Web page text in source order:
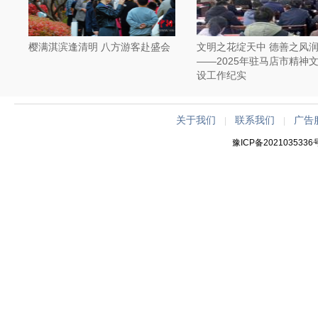
樱满淇滨逢清明 八方游客赴盛会
文明之花绽天中 德善之风
——2025年驻马店市精神
设工作纪实
关于我们 |联系我们 广告
豫ICP备2021035336